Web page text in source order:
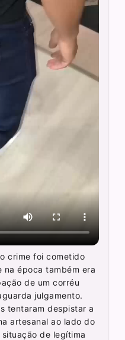
crime foi cometido
na época também era
de um corréu
julgamento.
tentaram despistar a
artesanal ao lado do
de legítima